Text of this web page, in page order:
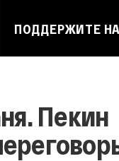
ПОДДЕРЖИТЕ
Пекин